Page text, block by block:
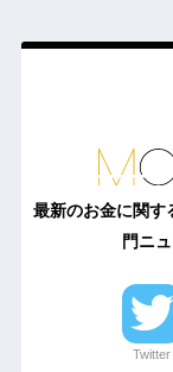
最新のお金に関す
門ニ
Twitter